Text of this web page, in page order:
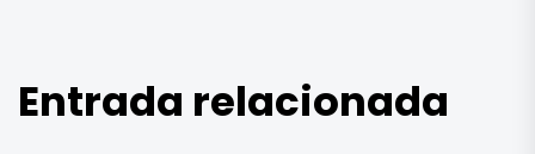
Entrada relacionada